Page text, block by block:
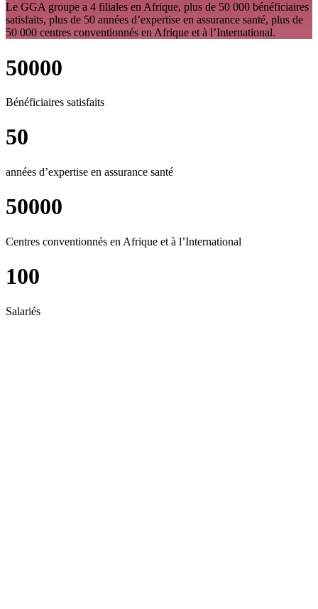
Le GGA groupe a 4 filiales en Afrique, plus de 50 000 bénéficiaires
satisfaits, plus de 50 années d’expertise en assurance santé, plus de
50 000 centres conventionnés en Afrique et à l’International.
50000
Bénéficiaires satisfaits
50
années d’expertise en assurance santé
50000
Centres conventionnés en Afrique et à l’International
100
Salariés